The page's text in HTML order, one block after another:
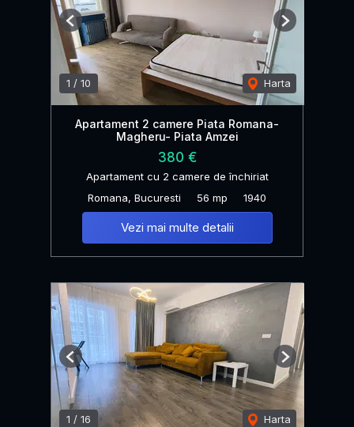
1 / 10 Harta
Previous Next
Apartament 2 camere Piata Romana-
Magheru- Piata Amzei
380 €
Apartament cu 2 camere de închiriat
Romana, Bucuresti
56 mp 1940
Vezi mai multe detalii
1 / 16 Harta
Previous Next